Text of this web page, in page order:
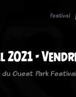
festival
2021 -
Ouest Park Festival